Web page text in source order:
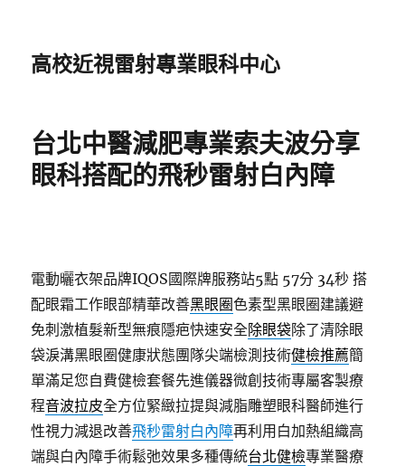
高校近視雷射專業眼科中心
台北中醫減肥專業索夫波分享
眼科搭配的飛秒雷射白內障
電動曬衣架品牌IQOS國際牌服務站5點 57分 34秒 搭
配眼霜工作眼部精華改善黑眼圈色素型黑眼圈建議避
免刺激植髮新型無痕隱疤快速安全除眼袋除了清除眼
袋淚溝黑眼圈健康狀態團隊尖端檢測技術健檢推薦簡
單滿足您自費健檢套餐先進儀器微創技術專屬客製療
程音波拉皮全方位緊緻拉提與減脂雕塑眼科醫師進行
性視力減退改善飛秒雷射白內障再利用白加熱組織高
端與白內障手術鬆弛效果多種傳統台北健檢專業醫療